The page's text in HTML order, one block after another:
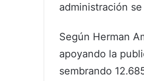
administración
Según Herman
apoyando la
sembrando